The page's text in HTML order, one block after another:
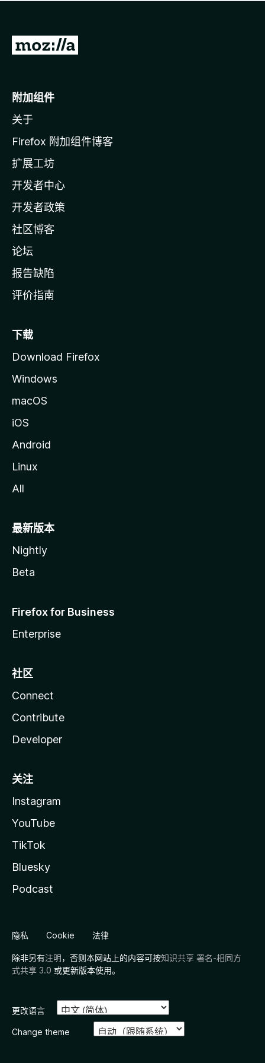
无
转
o
i
l
a
主
页
附加组件
关于
Firefox 附加组件博客
扩展工坊
开发者中心
开发者政策
社区博客
论坛
报告缺陷
评价指南
下载
Download Firefox
Windows
macOS
iOS
Android
Linux
All
最新版本
Nightly
Beta
Firefox for Business
Enterprise
社区
Connect
Contribute
Developer
关注
Instagram
YouTube
TikTok
Bluesky
Podcast
隐私 Cookie 法律
除非另有注明，否则本网站上的内容可按知识共享 署名-相同方
式共享 3.0 或更新版本使用。
更改语言
Change theme